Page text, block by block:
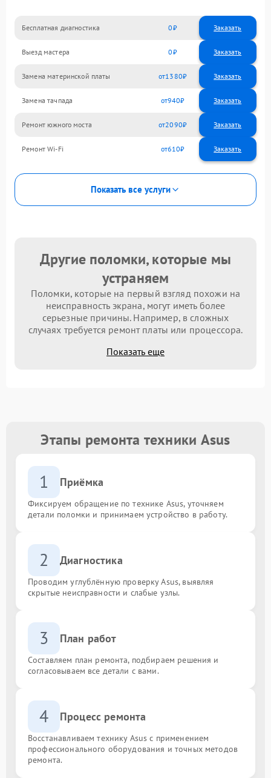
Бесплатная диагностика 0 Заказать
Выезд мастера 0 Заказать
Замена материнской платы 1380
Замена тачпада 940
Ремонт южного моста 2090
Ремонт Wi-Fi 610
Показать все услуги
Другие поломки, которые мы
устраняем
Поломки, которые на первый взгляд похожи на
неисправность экрана, могут иметь более
серьезные причины. Например, в сложных
случаях требуется ремонт платы или процессора.
Показать еще
Этапы ремонта техники Asus
1 Приёмка
Фиксируем обращение по технике Asus, уточняем
детали поломки и принимаем устройство в работу.
2 Диагностика
Проводим углублённую проверку Asus, выявляя
скрытые неисправности и слабые узлы.
3 План работ
Составляем план ремонта, подбираем решения и
согласовываем все детали с вами.
4 Процесс ремонта
Восстанавливаем технику Asus с применением
профессионального оборудования и точных методов
ремонта.